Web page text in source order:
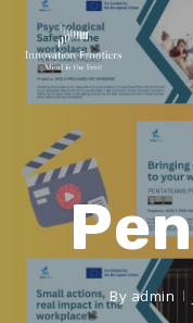
By admin